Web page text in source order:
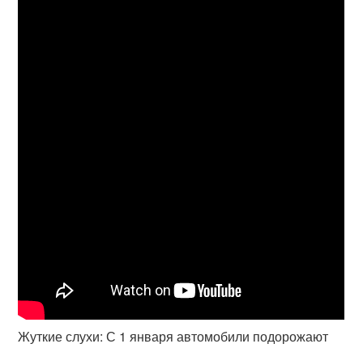
Жуткие слухи: С 1 января автомобили подорожают